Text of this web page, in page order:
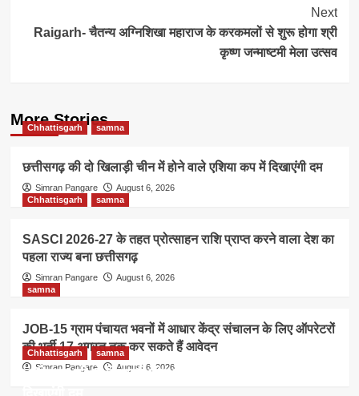
Next
Raigarh- चैतन्य अग्निशिखा महाराज के करकमलों से शुरू होगा श्री
कृष्ण जन्माष्टमी मेला उत्सव
More Stories
Chhattisgarh samna
छत्तीसगढ़ की दो खिलाड़ी चीन में होने वाले एशिया कप में दिखाएंगी दम
Simran Pangare
August 6, 2026
Chhattisgarh
samna
SASCI 2026-27 के तहत प्रोत्साहन राशि प्राप्त करने वाला देश का
पहला राज्य बना छत्तीसगढ़
Simran Pangare
August 6, 2026
samna
JOB-15 ग्राम पंचायत भवनों में आधार केंद्र संचालन के लिए ऑपरेटरों
की भर्ती,17 अगस्त तक कर सकते हैं आवेदन
Simran Pangare August 6, 2026
Chhattisgarh samna
छत्तीसगढ़ की दो खिलाड़ी चीन में होने वाले एशिया कप में